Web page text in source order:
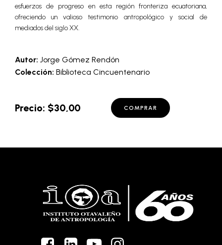
esfuerzos de progreso en esta región fronteriza ecuatoriana,
ofreciendo un valioso testimonio antropológico y social de
mediados del siglo XX.
Autor: Jorge Gómez Rendón
Colección: Biblioteca Cincuentenario
Precio: $30,00 COMPRAR